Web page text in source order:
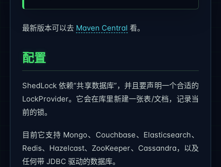
最新版本可以去 Maven Central 看。
配置
ShedLock 依赖“共享数据库”，并且要声明一个合适的
LockProvider。它会在库里新建一张表/文档，记录当
前的锁。
目前它支持 Mongo、Couchbase、Elasticsearch、
Redis、Hazelcast、ZooKeeper、Cassandra，以及
任何带 JDBC 驱动的数据库。